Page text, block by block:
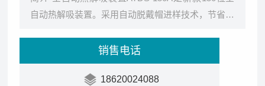
自动热解吸装置。采用自动脱戴帽进样技术，节省耗
销售电话
18620024088